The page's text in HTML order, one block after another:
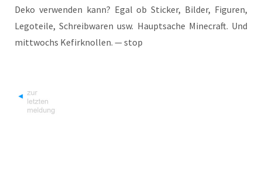
Deko ver­wen­den kann? Egal ob Sti­cker, Bil­der, Figu­ren,
Lego­tei­le, Schreib­wa­ren usw. Haupt­sa­che Mine­craft. Und
mitt­wochs Kefir­knol­len. — stop